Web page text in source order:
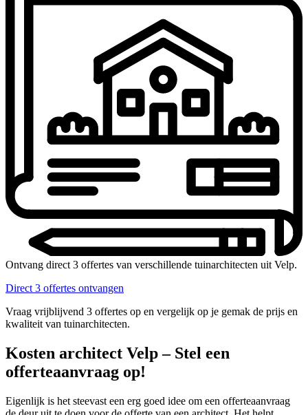
Ontvang direct 3 offertes van verschillende tuinarchitecten uit Velp.
Direct 3 offertes ontvangen
Vraag vrijblijvend 3 offertes op en vergelijk op je gemak de prijs en
kwaliteit van tuinarchitecten.
Kosten architect Velp – Stel een
offerteaanvraag op!
Eigenlijk is het steevast een erg goed idee om een offerteaanvraag